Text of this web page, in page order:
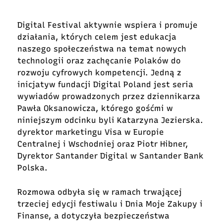
Digital Festival aktywnie wspiera i promuje
działania, których celem jest edukacja
naszego społeczeństwa na temat nowych
technologii oraz zachęcanie Polaków do
rozwoju cyfrowych kompetencji. Jedną z
inicjatyw fundacji Digital Poland jest seria
wywiadów prowadzonych przez dziennikarza
Pawła Oksanowicza, którego gośćmi w
niniejszym odcinku byli Katarzyna Jezierska.
dyrektor marketingu Visa w Europie
Centralnej i Wschodniej oraz Piotr Hibner,
Dyrektor Santander Digital w Santander Bank
Polska.
Rozmowa odbyła się w ramach trwającej
trzeciej edycji festiwalu i Dnia Moje Zakupy i
Finanse, a dotyczyła bezpieczeństwa